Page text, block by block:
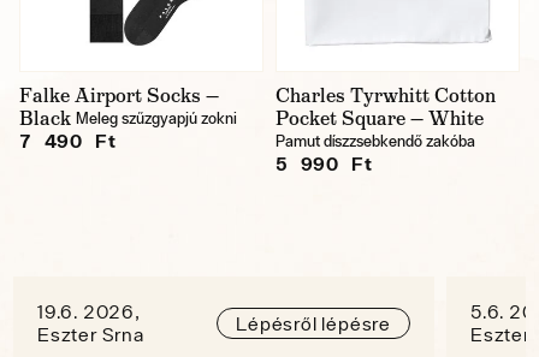
Falke Airport Socks —
Black Meleg szűzgyapjú zokni
7 490 Ft
Charles Tyrwhitt Cotton
Pocket Square — White
Pamut díszzsebkendő zakóba
5 990 Ft
19.6. 2026,
Eszter Srna
Lépésről lépésre
5.6.
Eszter